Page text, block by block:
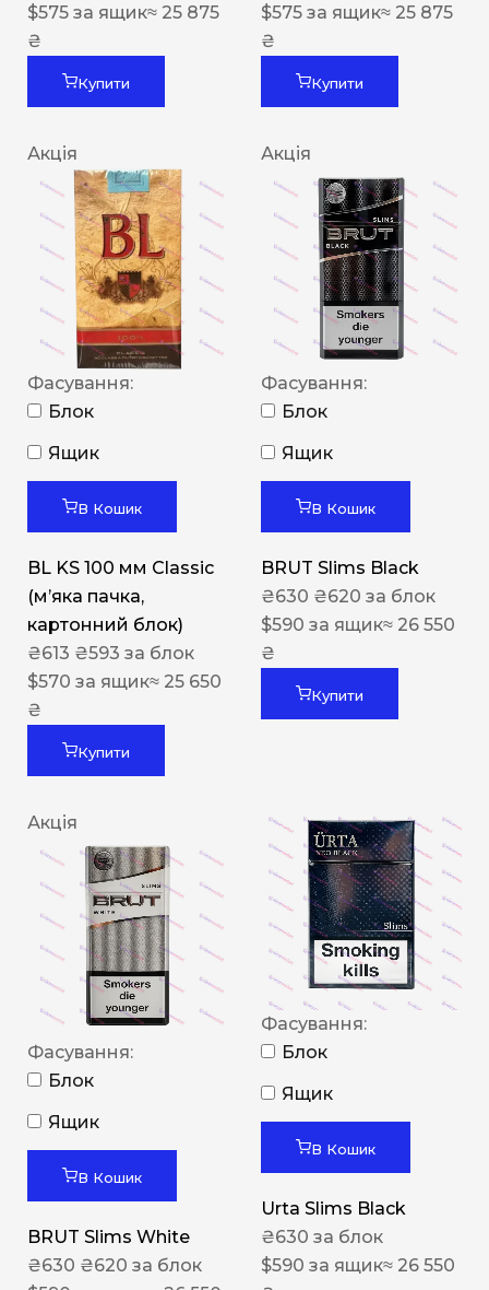
$575 за ящик≈ 25 875
₴
Купити
$575 за ящик≈ 25 875
₴
Купити
Акція
Фасування:
Блок
Ящик
В Кошик
BL KS 100 мм Classic
(м’яка пачка,
картонний блок)
₴613 ₴593 за блок
$570 за ящик≈ 25 650
₴
Купити
Акція
Фасування:
Блок
Ящик
В Кошик
BRUT Slims Black
₴630 ₴620 за блок
$590 за ящик≈ 26 550
₴
Купити
Акція
Фасування:
Блок
Ящик
В Кошик
BRUT Slims White
₴630 ₴620 за блок
Фасування:
Блок
Ящик
В Кошик
Urta Slims Black
₴630 за блок
$590 за ящик≈ 26 550